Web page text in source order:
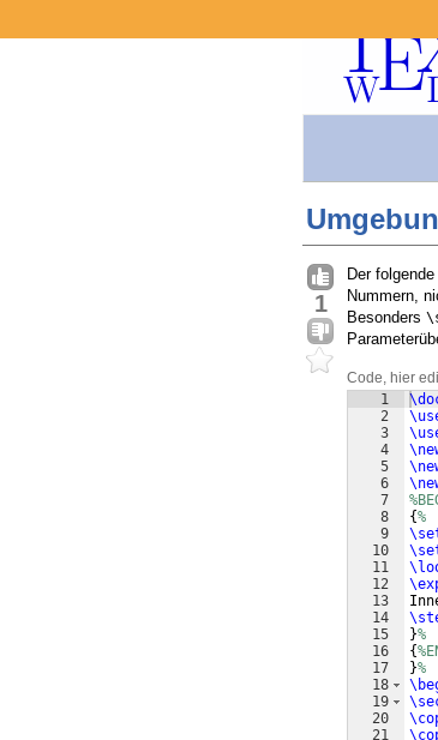
1
Der
Nummern,
Besonders
Code, hier
1
2
3
4
5
6
7
8
9
10
11
12
13
14
15
16
17
18
19
20
21
{%
}%
{
}%